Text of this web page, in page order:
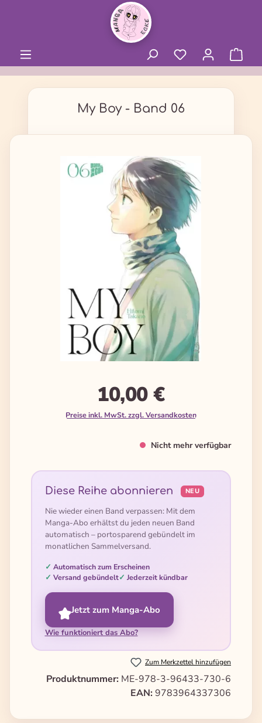
My Boy - Band 06
Bildergalerie überspringen
10,00 €
Preise inkl. MwSt. zzgl. Versandkosten
Nicht mehr verfügbar
Diese Reihe abonnieren NEU
Nie wieder einen Band verpassen: Mit dem
Manga-Abo erhältst du jeden neuen Band
automatisch – portosparend gebündelt im
monatlichen Sammelversand.
Automatisch zum Erscheinen
Versand gebündelt
Jederzeit kündbar
Jetzt zum Manga-Abo
Wie funktioniert das Abo?
Zum Merkzettel hinzufügen
Produktnummer: ME-978-3-96433-730-6
EAN: 9783964337306